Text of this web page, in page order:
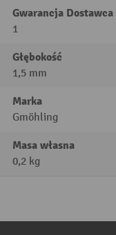
Gwarancja Dostawca
1
Głębokość
1,5 mm
Marka
Gmöhling
Masa własna
0,2 kg